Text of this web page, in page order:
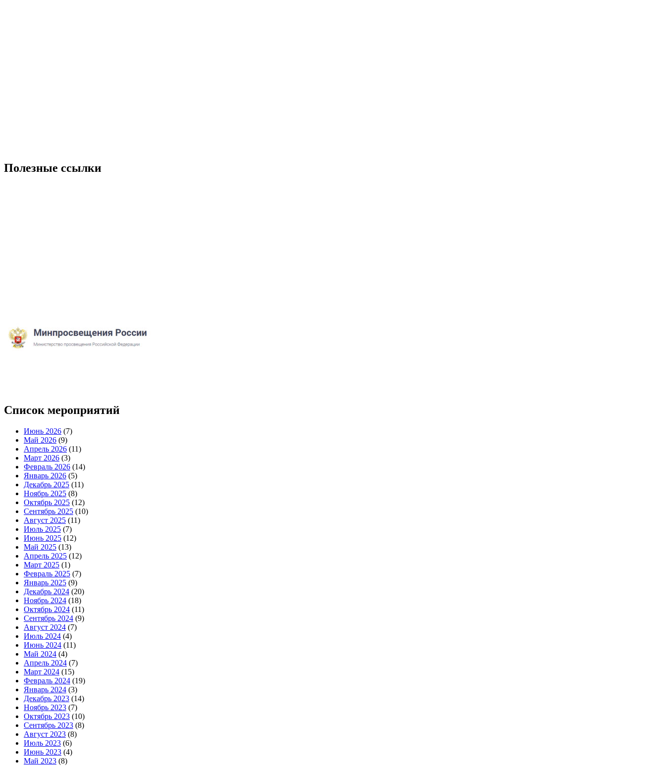
Полезные ссылки
Список мероприятий
Июнь 2026 (7)
Май 2026 (9)
Апрель 2026 (11)
Март 2026 (3)
Февраль 2026 (14)
Январь 2026 (5)
Декабрь 2025 (11)
Ноябрь 2025 (8)
Октябрь 2025 (12)
Сентябрь 2025 (10)
Август 2025 (11)
Июль 2025 (7)
Июнь 2025 (12)
Май 2025 (13)
Апрель 2025 (12)
Март 2025 (1)
Февраль 2025 (7)
Январь 2025 (9)
Декабрь 2024 (20)
Ноябрь 2024 (18)
Октябрь 2024 (11)
Сентябрь 2024 (9)
Август 2024 (7)
Июль 2024 (4)
Июнь 2024 (11)
Май 2024 (4)
Апрель 2024 (7)
Март 2024 (15)
Февраль 2024 (19)
Январь 2024 (3)
Декабрь 2023 (14)
Ноябрь 2023 (7)
Октябрь 2023 (10)
Сентябрь 2023 (8)
Август 2023 (8)
Июль 2023 (6)
Июнь 2023 (4)
Май 2023 (8)